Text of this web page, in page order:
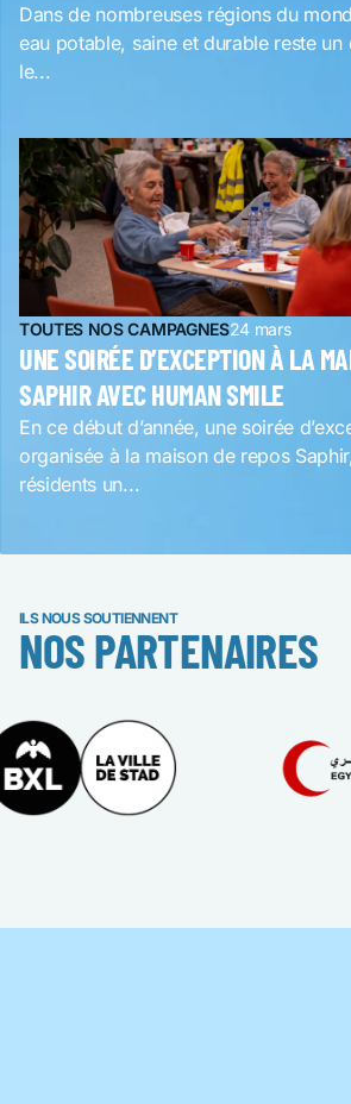
Dans de nombreuses régions du
eau potable, saine et durable reste
le...
TOUTES NOS CAMPAGNES24 mars
UNE SOIRÉE D’EXCEPTION À LA
SAPHIR AVEC HUMAN SMILE
En ce début d’année, une soirée
organisée à la maison de repos
résidents un...
ILS NOUS SOUTIENNENT
NOS PARTENAIRES